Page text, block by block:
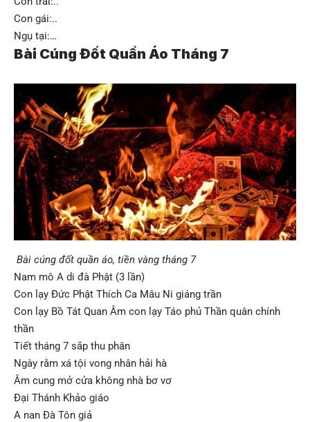
Con gái:..
Ngụ tại:…
Bài Cúng Đốt Quần Áo Tháng 7
Bài cúng đốt quần áo, tiền vàng tháng 7
Nam mô A di đà Phật (3 lần)
Con lạy Đức Phật Thích Ca Mâu Ni giáng trần
Con lạy Bồ Tát Quan Âm con lạy Táo phủ Thần quân chính
thần
Tiết tháng 7 sắp thu phân
Ngày rằm xá tội vong nhân hải hà
Âm cung mở cửa không nhà bơ vơ
Đại Thánh Khảo giáo
A nan Đà Tôn giả